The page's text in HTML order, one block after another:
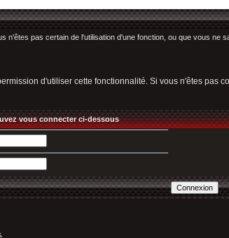
n'êtes pas certain de l'utilisation d'une fonction, ou que vous
d'utiliser cette fonctionnalité. Si vous n'êtes pas
vous connecter ci-dessous